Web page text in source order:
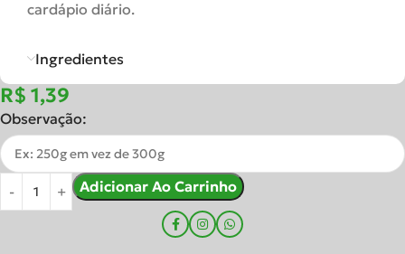
cardápio diário.
Ingredientes
R$
Observação:
Adicionar Ao Carrinho